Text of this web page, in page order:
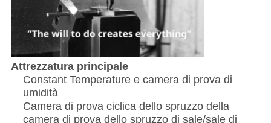
Attrezzatura principale
Constant Temperature e camera di prova di
umidità
Camera di prova ciclica dello spruzzo della
camera di prova dello spruzzo di sale/sale di